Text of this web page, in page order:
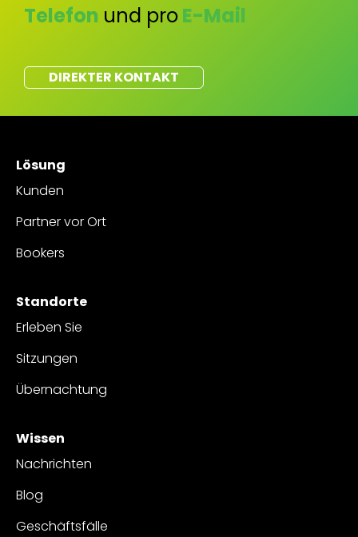
Telefon und proE-Mail
DIREKTER KONTAKT
Lösung
Kunden
Partner vor Ort
Bookers
Standorte
Erleben Sie
Sitzungen
Übernachtung
Wissen
Nachrichten
Blog
Geschäftsfälle